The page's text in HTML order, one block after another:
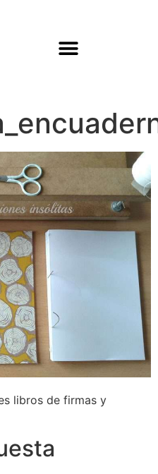
libros de firmas y